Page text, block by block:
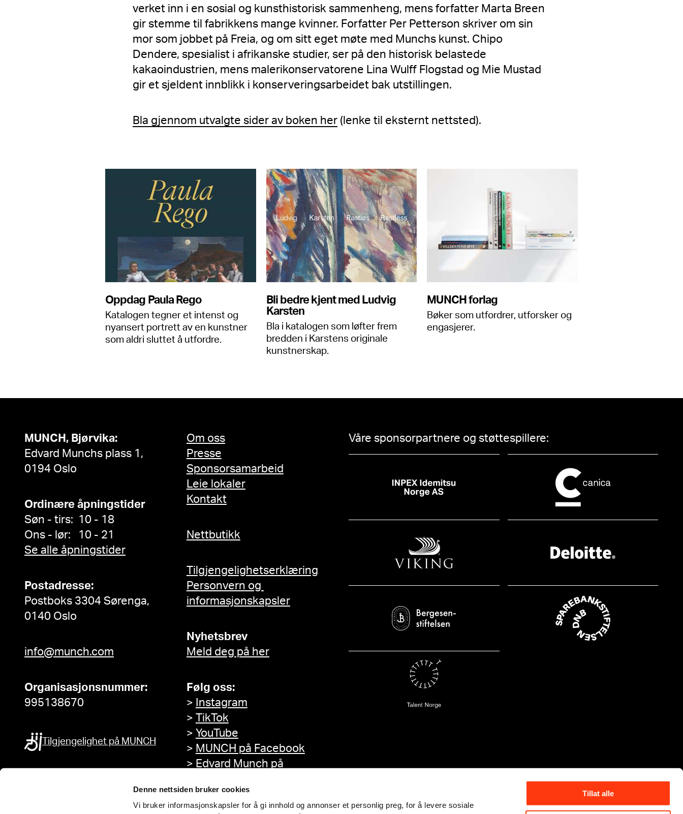
Denne nettsiden bruker cookies
Vi bruker informasjonskapsler for å gi innhold og annonser et personlig preg, for å levere sosiale
Tillat alle
verket inn i en sosial og kunsthistorisk sammenheng, mens forfatter Marta Breen
gir stemme til fabrikkens mange kvinner. Forfatter Per Petterson skriver om sin
mor som jobbet på Freia, og om sitt eget møte med Munchs kunst. Chipo
Dendere, spesialist i afrikanske studier, ser på den historisk belastede
kakaoindustrien, mens malerikonservatorene Lina Wulff Flogstad og Mie Mustad
gir et sjeldent innblikk i konserveringsarbeidet bak utstillingen.
Bla gjennom utvalgte sider av boken her (lenke til eksternt nettsted).
Oppdag Paula Rego
Katalogen tegner et intenst og
nyansert portrett av en kunstner
som aldri sluttet å utfordre.
Bli bedre kjent med Ludvig
Karsten
Bla i katalogen som løfter frem
bredden i Karstens originale
kunstnerskap.
MUNCH forlag
Bøker som utfordrer, utforsker og
engasjerer.
MUNCH, Bjørvika:
Edvard Munchs plass 1,
0194 Oslo
Ordinære åpningstider
Søn - tirs: 10 - 18
Ons - lør: 10 - 21
Se alle åpningstider
Postadresse:
Postboks 3304 Sørenga,
0140 Oslo
info@munch.com
Organisasjonsnummer:
995138670
Tilgjengelighet på MUNCH
Om oss
Presse
Sponsorsamarbeid
Leie lokaler
Kontakt
Nettbutikk
Tilgjengelighetserklæring
Personvern og
informasjonskapsler
Nyhetsbrev
Meld deg på her
Følg oss:
> Instagram
> TikTok
> YouTube
> MUNCH på Facebook
> Edvard Munch på
Våre sponsorpartnere og støttespillere: